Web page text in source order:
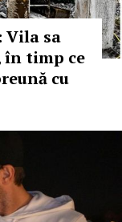
Vila sa
timp ce
cu